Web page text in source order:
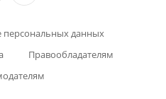
персональных данных
Правообладателям